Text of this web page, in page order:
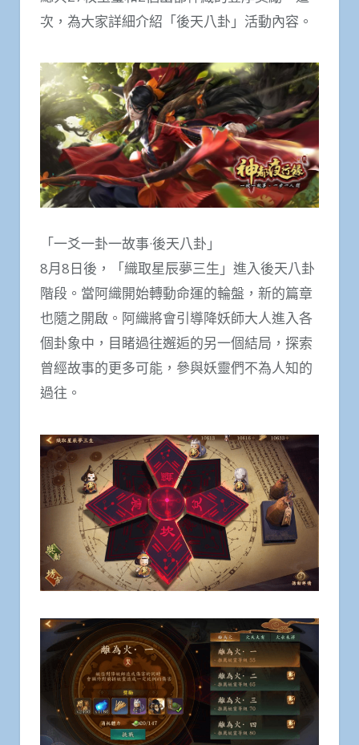
次，為大家詳細介紹「後天八卦」活動內容。
「一爻一卦一故事·後天八卦」
8月8日後，「織取星辰夢三生」進入後天八卦
階段。當阿織開始轉動命運的輪盤，新的篇章
也隨之開啟。阿織將會引導降妖師大人進入各
個卦象中，目睹過往邂逅的另一個結局，探索
曾經故事的更多可能，參與妖靈們不為人知的
過往。